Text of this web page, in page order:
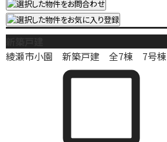
綾瀬市小園 新築戸建 全7棟 7号棟